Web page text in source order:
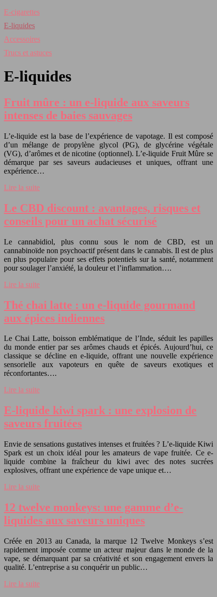
E-cigarettes
E-liquides
Accessoires
Trucs et astuces
E-liquides
Fruit mûre : un e-liquide aux saveurs
intenses de baies sauvages
L’e-liquide est la base de l’expérience de vapotage. Il est composé
d’un mélange de propylène glycol (PG), de glycérine végétale
(VG), d’arômes et de nicotine (optionnel). L’e-liquide Fruit Mûre se
démarque par ses saveurs audacieuses et uniques, offrant une
expérience…
Lire la suite
Le CBD discount : avantages, risques et
conseils pour un achat sécurisé
Le cannabidiol, plus connu sous le nom de CBD, est un
cannabinoïde non psychoactif présent dans le cannabis. Il est de plus
en plus populaire pour ses effets potentiels sur la santé, notamment
pour soulager l’anxiété, la douleur et l’inflammation….
Lire la suite
Thé chai latte : un e-liquide gourmand
aux épices indiennes
Le Chai Latte, boisson emblématique de l’Inde, séduit les papilles
du monde entier par ses arômes chauds et épicés. Aujourd’hui, ce
classique se décline en e-liquide, offrant une nouvelle expérience
sensorielle aux vapoteurs en quête de saveurs exotiques et
réconfortantes….
Lire la suite
E-liquide kiwi spark : une explosion de
saveurs fruitées
Envie de sensations gustatives intenses et fruitées ? L’e-liquide Kiwi
Spark est un choix idéal pour les amateurs de vape fruitée. Ce e-
liquide combine la fraîcheur du kiwi avec des notes sucrées
explosives, offrant une expérience de vape unique et…
Lire la suite
12 twelve monkeys: une gamme d’e-
liquides aux saveurs uniques
Créée en 2013 au Canada, la marque 12 Twelve Monkeys s’est
rapidement imposée comme un acteur majeur dans le monde de la
vape, se démarquant par sa créativité et son engagement envers la
qualité. L’entreprise a su conquérir un public…
Lire la suite